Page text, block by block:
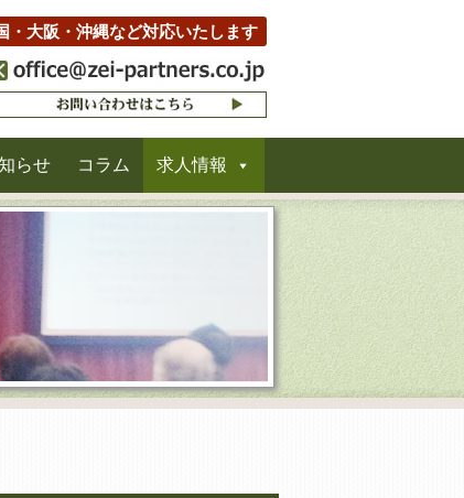
大阪・沖縄など対応いたします
らせ コラム 求人情報